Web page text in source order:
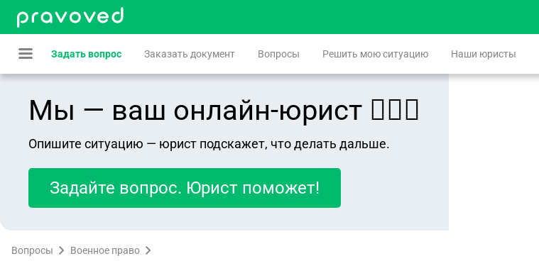
Задать вопрос Заказать документ Вопросы Решить мою ситуацию Наши юристы
Мы — ваш онлайн-юрист 👨🏻‍⚖️
Опишите ситуацию — юрист подскажет, что делать дальше.
Задайте вопрос. Юрист поможет!
Вопросы Военное право